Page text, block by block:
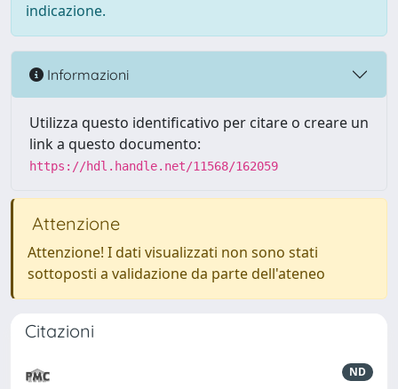
indicazione.
Informazioni
Utilizza questo identificativo per citare o creare un
link a questo documento:
https://hdl.handle.net/11568/162059
Attenzione
Attenzione! I dati visualizzati non sono stati
sottoposti a validazione da parte dell'ateneo
Citazioni
ND